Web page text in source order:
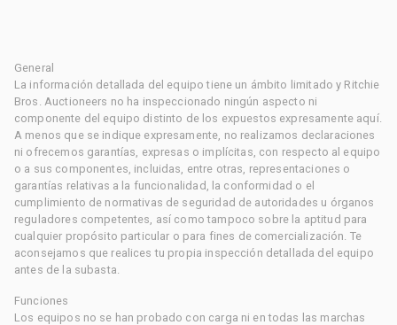
General
La información detallada del equipo tiene un ámbito limitado y Ritchie
Bros. Auctioneers no ha inspeccionado ningún aspecto ni
componente del equipo distinto de los expuestos expresamente aquí.
A menos que se indique expresamente, no realizamos declaraciones
ni ofrecemos garantías, expresas o implícitas, con respecto al equipo
o a sus componentes, incluidas, entre otras, representaciones o
garantías relativas a la funcionalidad, la conformidad o el
cumplimiento de normativas de seguridad de autoridades u órganos
reguladores competentes, así como tampoco sobre la aptitud para
cualquier propósito particular o para fines de comercialización. Te
aconsejamos que realices tu propia inspección detallada del equipo
antes de la subasta.
Funciones
Los equipos no se han probado con carga ni en todas las marchas